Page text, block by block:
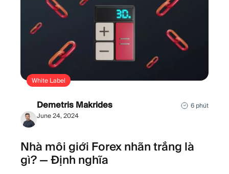
White Label
Demetris Makrides
June 24, 2024
6 phút
Nhà môi giới Forex nhãn trắng là
gì? — Định nghĩa